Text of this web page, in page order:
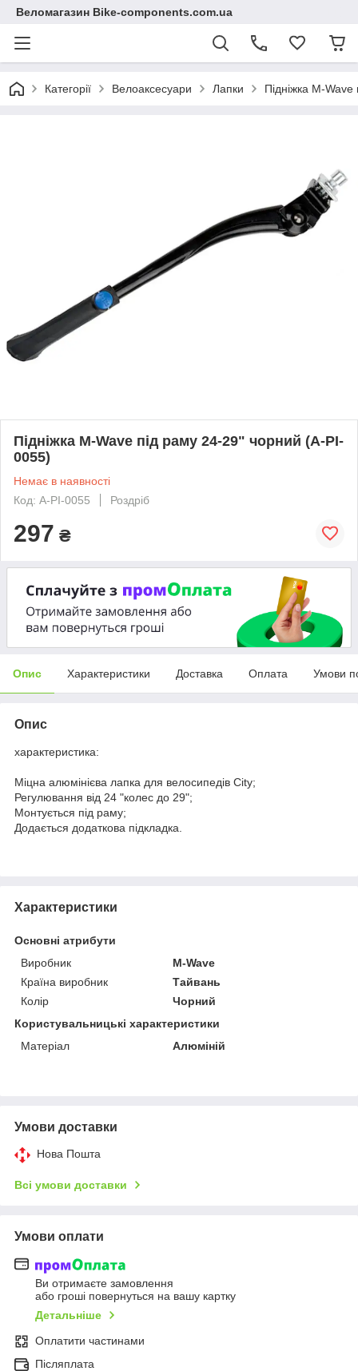
Веломагазин Bike-components.com.ua
Категорії Велоаксесуари Лапки Підніжка M-
Підніжка M-Wave під раму 24-29" чорний (A-PI-
0055)
Немає в наявності
Код: A-PI-0055
Роздріб
297 ₴
Опис Характеристики Доставка Оплата Умови
Опис
характеристика:
Міцна алюмінієва лапка для велосипедів City;
Регулювання від 24 "колес до 29";
Монтується під раму;
Додається додаткова підкладка.
Характеристики
Основні атрибути
Виробник
M-Wave
Країна виробник
Тайвань
Колір
Чорний
Користувальницькі характеристики
Матеріал
Алюміній
Умови доставки
Нова Пошта
Всі умови доставки
Умови оплати
Ви отримаєте замовлення
або гроші повернуться на вашу картку
Детальніше
Оплатити частинами
Післяплата